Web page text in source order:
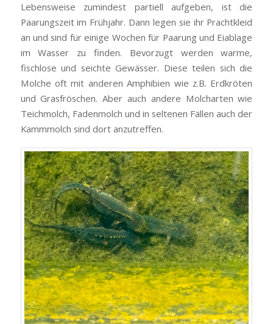
Lebensweise zumindest partiell aufgeben, ist die
Paarungszeit im Frühjahr. Dann legen sie ihr Prachtkleid
an und sind für einige Wochen für Paarung und Eiablage
im Wasser zu finden. Bevorzugt werden warme,
fischlose und seichte Gewässer. Diese teilen sich die
Molche oft mit anderen Amphibien wie z.B. Erdkröten
und Grasfröschen. Aber auch andere Molcharten wie
Teichmolch, Fadenmolch und in seltenen Fällen auch der
Kammmolch sind dort anzutreffen.